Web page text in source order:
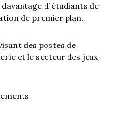
d’étudiants de
de premier plan.
des postes de
et le secteur des jeux